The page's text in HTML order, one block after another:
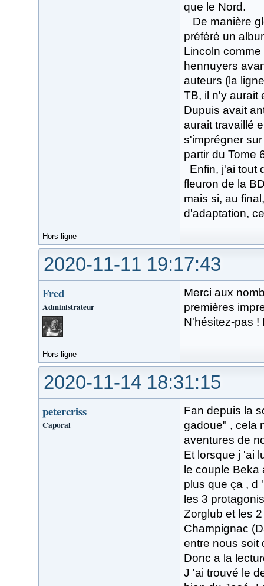
que le Nord.
De manière
préféré un
Lincoln
hennuyers
auteurs (la
TB, il n'y aurait
Dupuis avait
aurait travaillé
s'imprégner
partir du Tome
Enfin, j'ai tout
fleuron de la
mais si, au
d'adaptation,
Hors ligne
2020-11-11 19:17:43
Fred
Administrateur
Merci aux
premières
N'hésitez-pas !
Hors ligne
2020-11-14 18:31:15
petercriss
Caporal
Fan depuis la
gadoue" , cela
aventures de
Et lorsque j 'ai
le couple
plus que ça , d
les 3
Zorglub et les
Champignac
entre nous soit
Donc a la
J 'ai trouvé le